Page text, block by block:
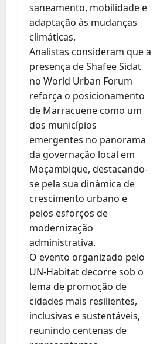
saneamento, mobilidade e
adaptação às mudanças
climáticas.
Analistas consideram que a
presença de Shafee Sidat
no World Urban Forum
reforça o posicionamento
de Marracuene como um
dos municípios
emergentes no panorama
da governação local em
Moçambique, destacando-
se pela sua dinâmica de
crescimento urbano e
pelos esforços de
modernização
administrativa.
O evento organizado pelo
UN-Habitat decorre sob o
lema de promoção de
cidades mais resilientes,
inclusivas e sustentáveis,
reunindo centenas de